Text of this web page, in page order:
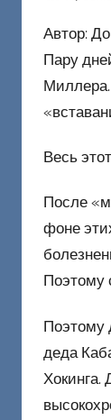
Автор:
Пару
Весь
После
фоне
Поэтому
Поэтому
деда
Хокинга.